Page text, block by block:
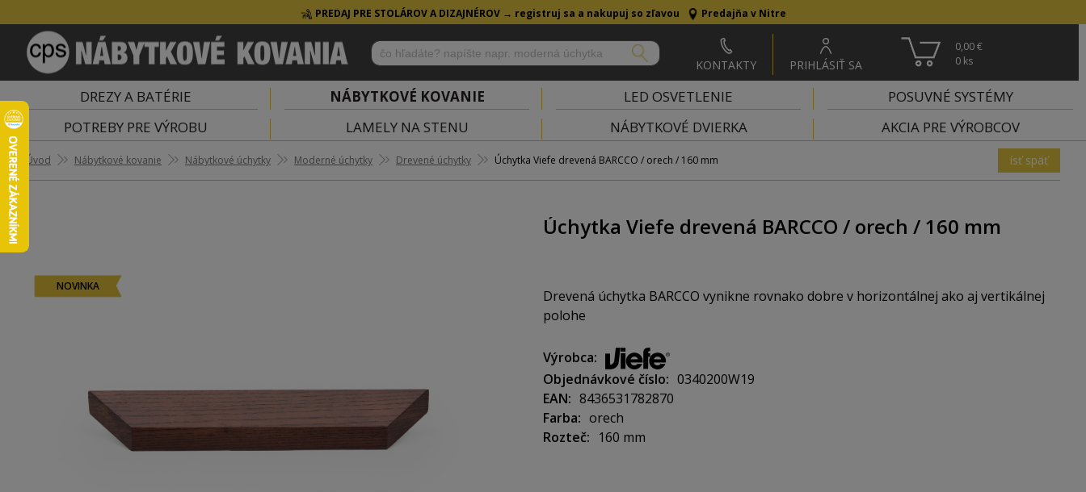
PREDAJ PRE STOLÁROV A DIZAJNÉROV → registruj sa a nakupuj so zľavou Predajňa v Nitre
KONTAKTY PRIHLÁSIŤ SA
0,00 €
0 ks
DREZY A BATÉRIE NÁBYTKOVÉ KOVANIE LED OSVETLENIE
POSUVNÉ SYSTÉMY
POTREBY PRE VÝROBU
LAMELY NA STENU NÁBYTKOVÉ DVIERKA AKCIA PRE VÝROBCOV
Úvod Nábytkové kovanie Nábytkové úchytky Moderné úchytky Drevené úchytky Úchytka Viefe drevená BARCCO / orech / 160 mm ísť späť
Úchytka Viefe drevená BARCCO / orech / 160 mm
NOVINKA
Drevená úchytka BARCCO vynikne rovnako dobre v horizontálnej ako aj vertikálnej
polohe
Farba: orech
Rozteč: 160 mm (3 tvory na skrutky)
Výrobca: Viefe
Výrobca
Objednávkové číslo
0340200W19
EAN
8436531782870
Farba
orech
Rozteč
160 mm